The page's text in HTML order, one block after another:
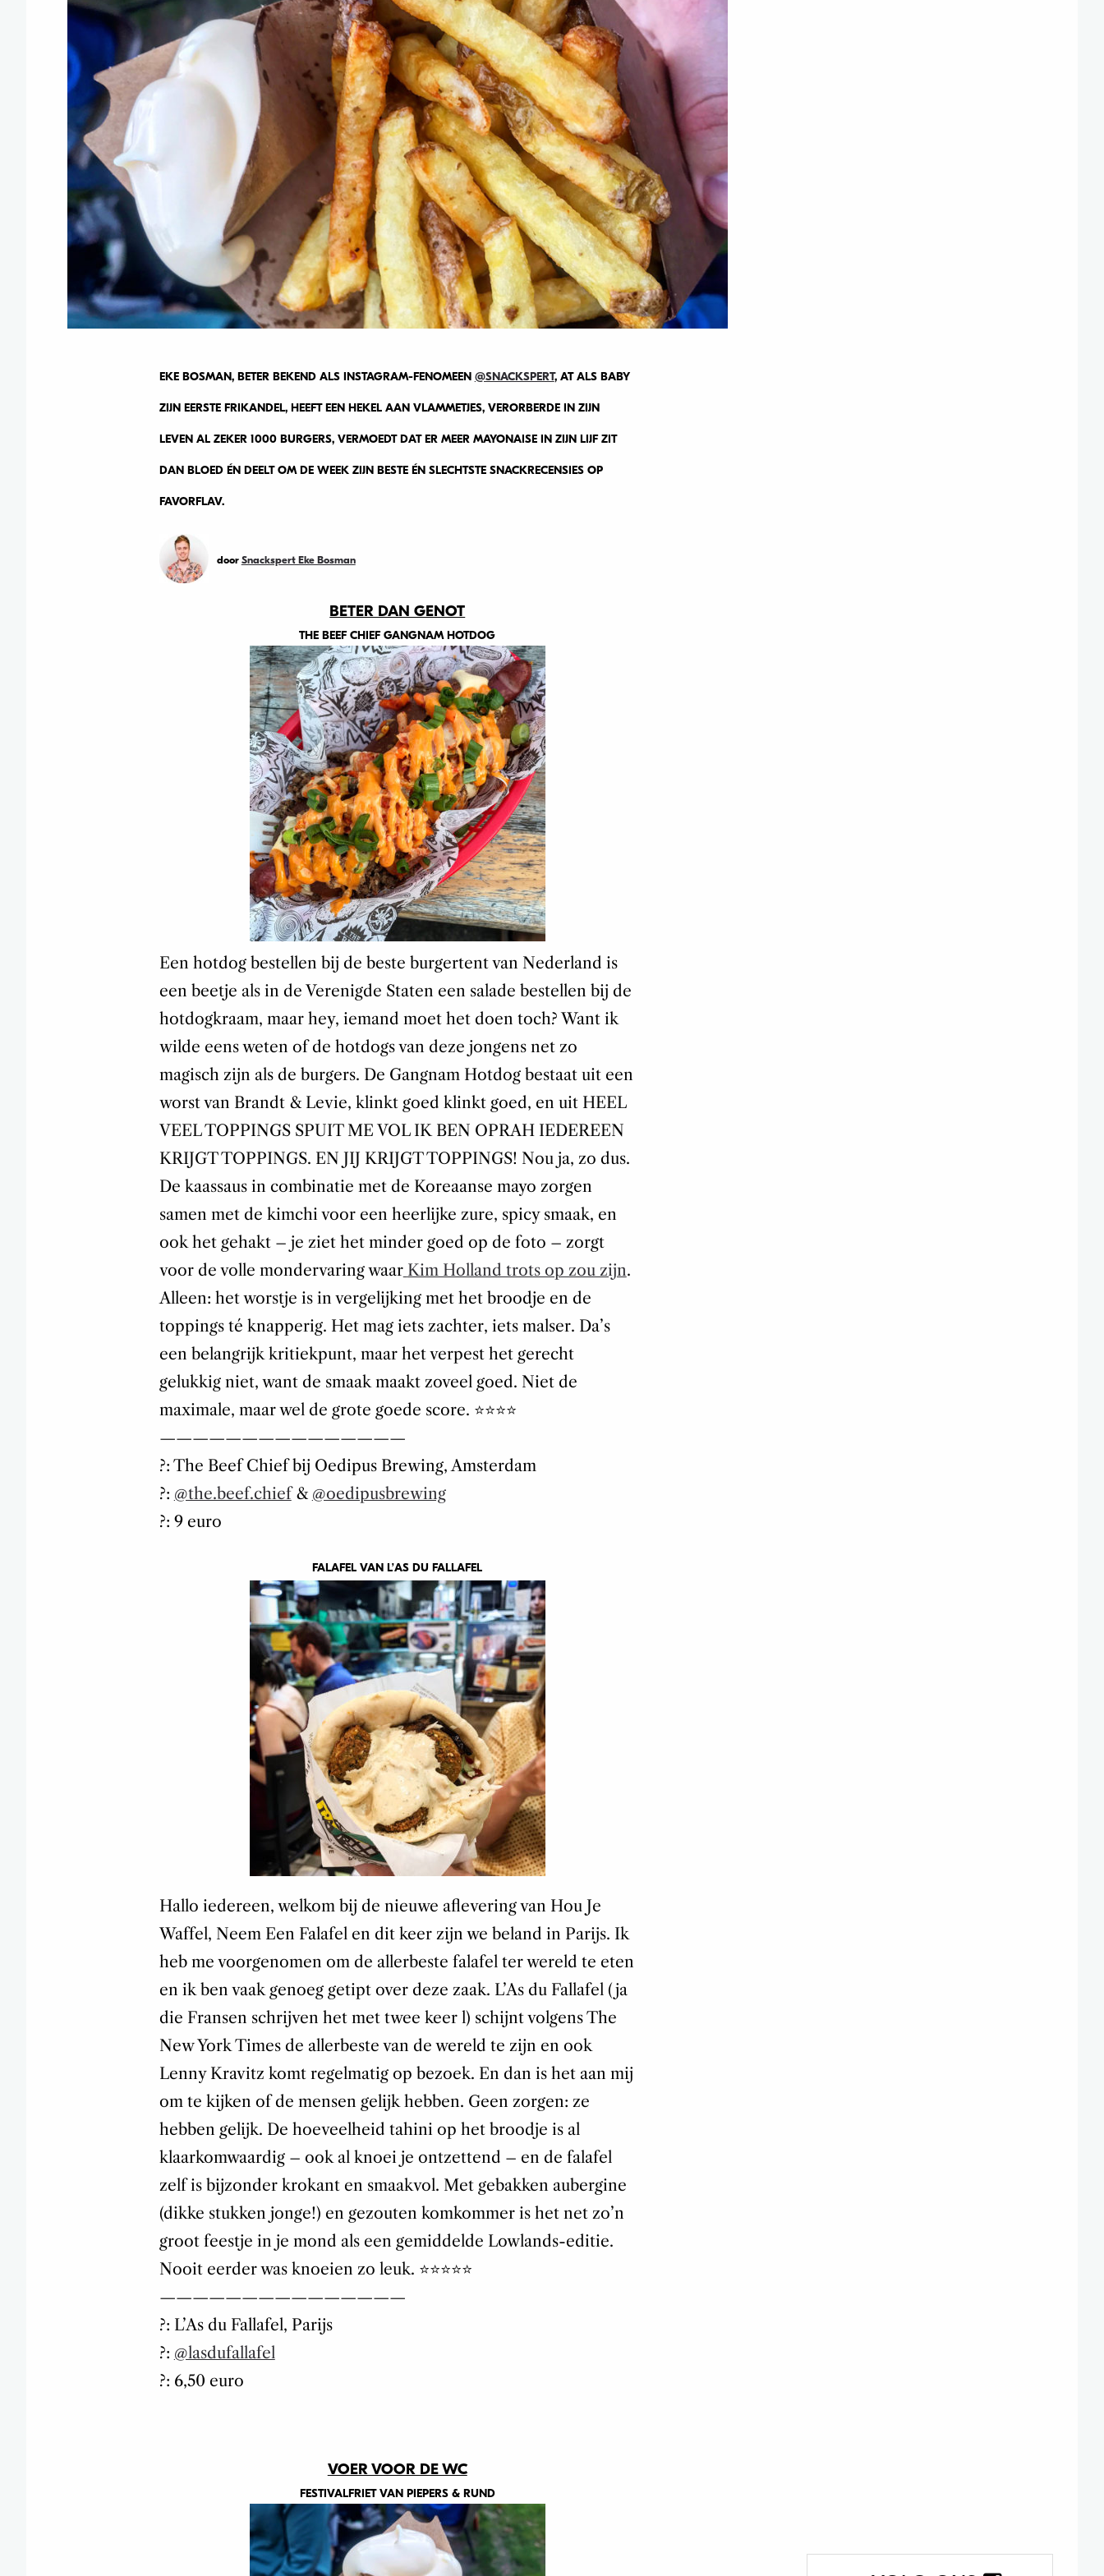
EKE BOSMAN, BETER BEKEND ALS INSTAGRAM-FENOMEEN @SNACKSPERT, AT ALS BABY
ZIJN EERSTE FRIKANDEL, HEEFT EEN HEKEL AAN VLAMMETJES, VERORBERDE IN ZIJN
LEVEN AL ZEKER 1000 BURGERS, VERMOEDT DAT ER MEER MAYONAISE IN ZIJN LIJF ZIT
DAN BLOED ÉN DEELT OM DE WEEK ZIJN BESTE ÉN SLECHTSTE SNACKRECENSIES OP
FAVORFLAV.
door Snackspert Eke Bosman
BETER DAN GENOT
THE BEEF CHIEF GANGNAM HOTDOG
Een hotdog bestellen bij de beste burgertent van Nederland is
een beetje als in de Verenigde Staten een salade bestellen bij de
hotdogkraam, maar hey, iemand moet het doen toch? Want ik
wilde eens weten of de hotdogs van deze jongens net zo
magisch zijn als de burgers. De Gangnam Hotdog bestaat uit een
worst van Brandt & Levie, klinkt goed klinkt goed, en uit HEEL
VEEL TOPPINGS SPUIT ME VOL IK BEN OPRAH IEDEREEN
KRIJGT TOPPINGS. EN JIJ KRIJGT TOPPINGS! Nou ja, zo dus.
De kaassaus in combinatie met de Koreaanse mayo zorgen
samen met de kimchi voor een heerlijke zure, spicy smaak, en
ook het gehakt – je ziet het minder goed op de foto – zorgt
voor de volle mondervaring waar Kim Holland trots op zou zijn.
Alleen: het worstje is in vergelijking met het broodje en de
toppings té knapperig. Het mag iets zachter, iets malser. Da’s
een belangrijk kritiekpunt, maar het verpest het gerecht
gelukkig niet, want de smaak maakt zoveel goed. Niet de
maximale, maar wel de grote goede score. ⭐️⭐️⭐️⭐️
———————————————
?: The Beef Chief bij Oedipus Brewing, Amsterdam
?: @the.beef.chief& @oedipusbrewing
?: 9 euro
FALAFEL VAN L’AS DU FALLAFEL
Hallo iedereen, welkom bij de nieuwe aflevering van Hou Je
Waffel, Neem Een Falafel en dit keer zijn we beland in Parijs. Ik
heb me voorgenomen om de allerbeste falafel ter wereld te eten
en ik ben vaak genoeg getipt over deze zaak. L’As du Fallafel (ja
die Fransen schrijven het met twee keer l) schijnt volgens The
New York Times de allerbeste van de wereld te zijn en ook
Lenny Kravitz komt regelmatig op bezoek. En dan is het aan mij
om te kijken of de mensen gelijk hebben. Geen zorgen: ze
hebben gelijk. De hoeveelheid tahini op het broodje is al
klaarkomwaardig – ook al knoei je ontzettend – en de falafel
zelf is bijzonder krokant en smaakvol. Met gebakken aubergine
(dikke stukken jonge!) en gezouten komkommer is het net zo’n
groot feestje in je mond als een gemiddelde Lowlands-editie.
Nooit eerder was knoeien zo leuk. ⭐️⭐️⭐️⭐️⭐️
———————————————
?: L’As du Fallafel, Parijs
?: @lasdufallafel
?: 6,50 euro
VOER VOOR DE WC
FESTIVALFRIET VAN PIEPERS & RUND